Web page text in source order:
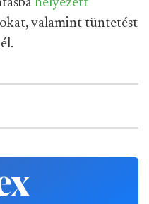
helyezett
valamint tüntetést